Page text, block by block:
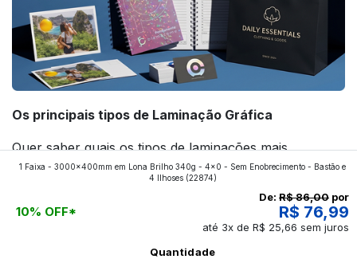
Os principais tipos de Laminação Gráfica
Quer saber quais os tipos de laminações mais
aplicados nos impressos da gráfica FuturaIM? Então,
continue a leitura que vamos revelar para você!
1 Faixa - 3000x400mm em Lona Brilho 340g - 4x0 - Sem Enobrecimento - Bastão e
4 Ilhoses(22874)
10% OFF*
De: R$ 86,00 por
R$ 76,99
até 3x de R$ 25,66 sem juros
Quantidade